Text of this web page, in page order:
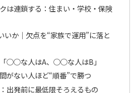
は連鎖する：住まい・学校・保険
いか｜欠点を“家族で運用”に落と
○○な人はA、○○な人はB」
がない人ほど“順番”で勝つ
出発前に最低限そろえるもの